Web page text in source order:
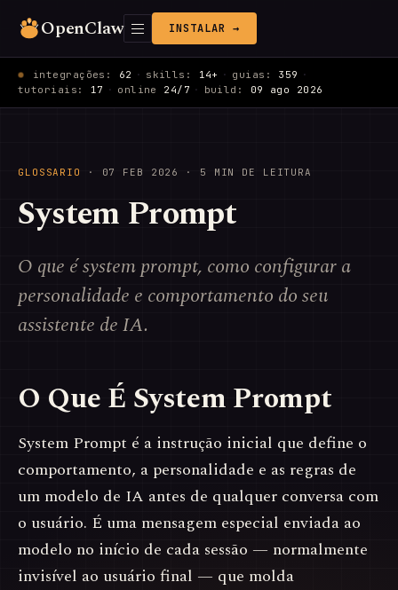
OpenClaw INSTALAR →
integrações: 62 · skills: 14+ · guias: 359 ·
tutoriais: 17 · online 24/7 · build: 09 ago 2026
GLOSSARIO · 07 FEB 2026 · 5 MIN DE LEITURA
System Prompt
O que é system prompt, como configurar a
personalidade e comportamento do seu
assistente de IA.
O Que É System Prompt
System Prompt é a instrução inicial que define o
comportamento, a personalidade e as regras de
um modelo de IA antes de qualquer conversa com
o usuário. É uma mensagem especial enviada ao
modelo no início de cada sessão — normalmente
invisível ao usuário final — que molda